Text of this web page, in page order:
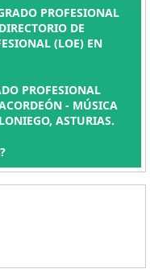
PROFESIONAL
DE
(LOE) EN
PROFESIONAL
- MÚSICA
ASTURIAS.